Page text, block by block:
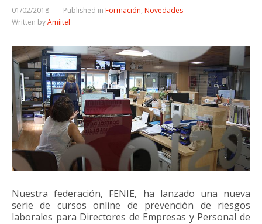
01/02/2018 Published in Formación, Novedades
Written byAmiitel
Nuestra federación, FENIE, ha lanzado una nueva
serie de cursos online de prevención de riesgos
laborales para Directores de Empresas y Personal de